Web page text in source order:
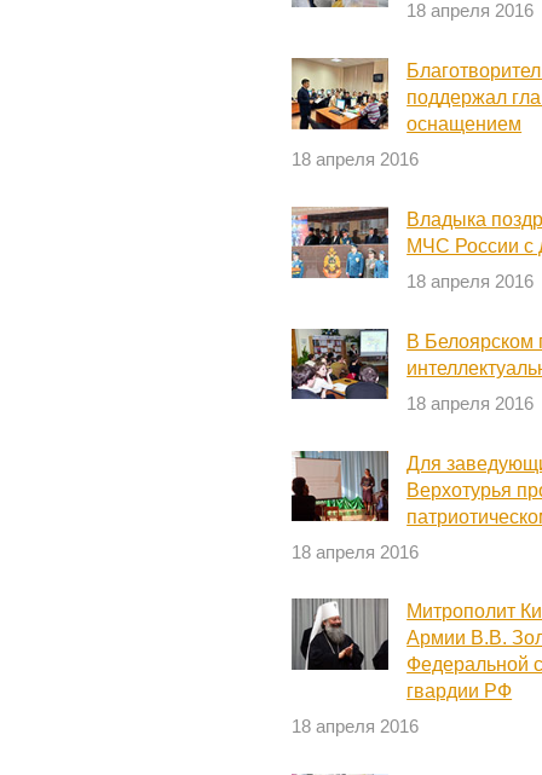
18 апреля 2016
поддержал
оснащением
18 апреля 2016
Владыка
МЧС России с
18 апреля 2016
В Белоярском
18 апреля 2016
Для
Верхотурья
18 апреля 2016
Митрополит
Армии В.В.
Федеральной
гвардии РФ
18 апреля 2016